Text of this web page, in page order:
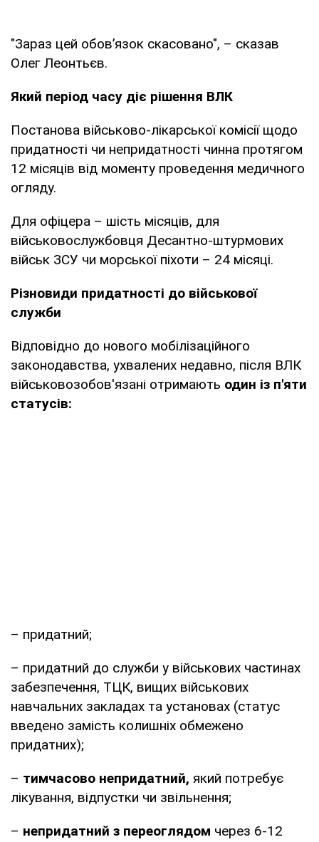
"Зараз цей обов’язок скасовано", – сказав
Олег Леонтьєв.
Який період часу діє рішення ВЛК
Постанова військово-лікарської комісії щодо
придатності чи непридатності чинна протягом
12 місяців від моменту проведення медичного
огляду.
Для офіцера – шість місяців, для
військовослужбовця Десантно-штурмових
військ ЗСУ чи морської піхоти – 24 місяці.
Різновиди придатності до військової
служби
Відповідно до нового мобілізаційного
законодавства, ухвалених недавно, після ВЛК
військовозобов'язані отримають один із п'яти
статусів:
– придатний;
– придатний до служби у військових частинах
забезпечення, ТЦК, вищих військових
навчальних закладах та установах (статус
введено замість колишніх обмежено
придатних);
– тимчасово непридатний, який потребує
лікування, відпустки чи звільнення;
– непридатний з переоглядом через 6-12